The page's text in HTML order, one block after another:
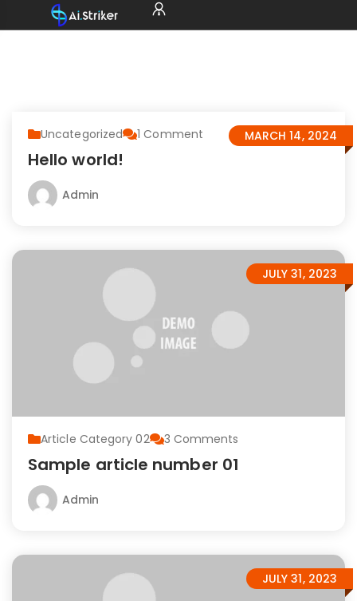
MARCH 14, 2024
Uncategorized 1Comment
Hello world!
Admin
JULY 31, 2023
Article Category 02 3 Comments
Sample article number 01
Admin
JULY 31, 2023